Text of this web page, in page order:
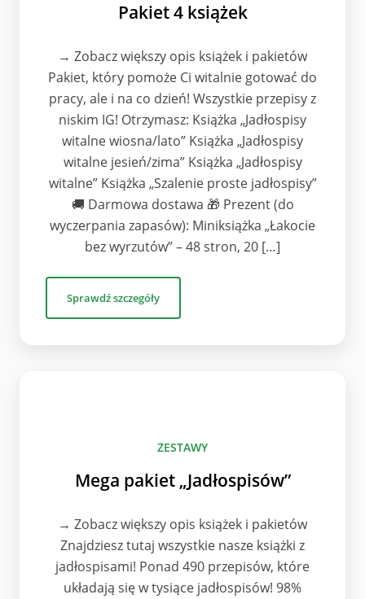
Pakiet 4 książek
→ Zobacz większy opis książek i pakietów
Pakiet, który pomoże Ci witalnie gotować do
pracy, ale i na co dzień! Wszystkie przepisy z
niskim IG! Otrzymasz: Książka „Jadłospisy
witalne wiosna/lato” Książka „Jadłospisy
witalne jesień/zima” Książka „Jadłospisy
witalne” Książka „Szalenie proste jadłospisy”
🚚 Darmowa dostawa 🎁 Prezent (do
wyczerpania zapasów): Miniksiążka „Łakocie
bez wyrzutów” – 48 stron, 20 […]
Sprawdź szczegóły
ZESTAWY
Mega pakiet „Jadłospisów”
→ Zobacz większy opis książek i pakietów
Znajdziesz tutaj wszystkie nasze książki z
jadłospisami! Ponad 490 przepisów, które
układają się w tysiące jadłospisów! 98%